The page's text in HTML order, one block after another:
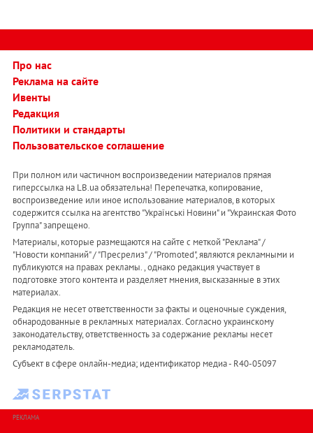
Про нас
Реклама на сайте
Ивенты
Редакция
Политики и стандарты
Пользовательское соглашение
При полном или частичном воспроизведении материалов прямая
гиперссылка на LB.ua обязательна! Перепечатка, копирование,
воспроизведение или иное использование материалов, в которых
содержится ссылка на агентство "Українськi Новини" и "Украинская Фото
Группа" запрещено.
Материалы, которые размещаются на сайте с меткой "Реклама" /
"Новости компаний" / "Пресрелиз" / "Promoted", являются рекламными и
публикуются на правах рекламы. , однако редакция участвует в
подготовке этого контента и разделяет мнения, высказанные в этих
материалах.
Редакция не несет ответственности за факты и оценочные суждения,
обнародованные в рекламных материалах. Согласно украинскому
законодательству, ответственность за содержание рекламы несет
рекламодатель.
Субъект в сфере онлайн-медиа; идентификатор медиа - R40-05097
РЕКЛАМА